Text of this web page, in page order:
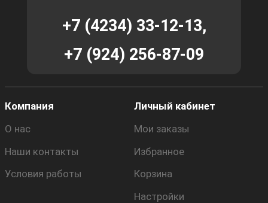
+7 (4234) 33-12-13,
+7 (924) 256-87-09
Компания
О нас
Наши контакты
Условия работы
Личный кабинет
Мои заказы
Избранное
Корзина
Настройки